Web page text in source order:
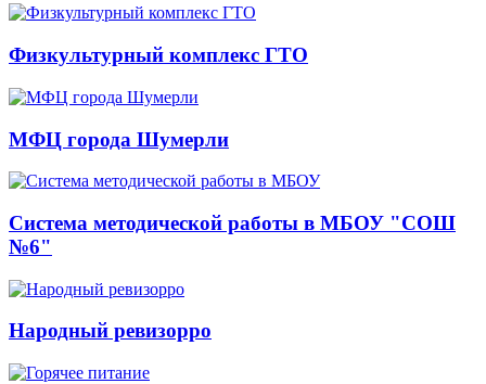
Физкультурный комплекс ГТО
МФЦ города Шумерли
Система методической работы в МБОУ "СОШ
№6"
Народный ревизорро